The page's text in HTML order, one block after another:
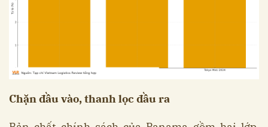
Chặn đầu vào, thanh lọc đầu ra